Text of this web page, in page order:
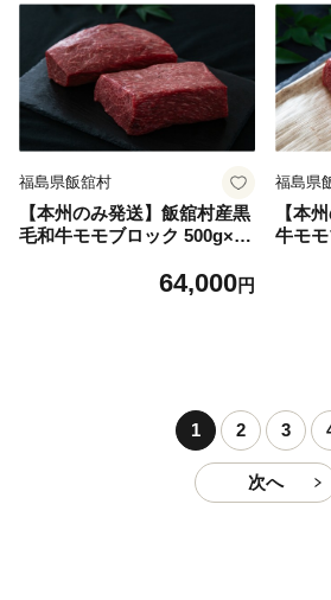
ャ 南瓜 いいたて雪っ子かぼ
ちゃ 和牛 黒毛和牛 マイルド
レトルト 保存 常備菜 福島
飯舘村 復興 ジャパンフード
セレクション 】 ITTAH010
常備
福島県飯舘村
【本州のみ発送】飯舘村産黒
毛和牛モモブロック 500g×2
め ランキング 和牛 黒毛和牛
64,000円
福島県
【本
牛モ
キン
1 2 3
次へ